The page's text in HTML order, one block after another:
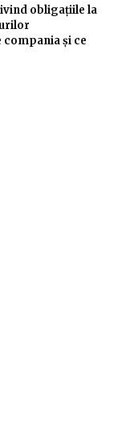
obligațiile la
compania și ce